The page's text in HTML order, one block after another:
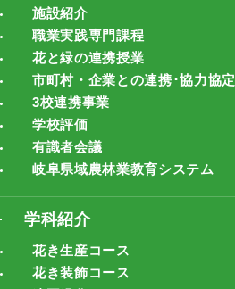
施設紹介
職業実践専門課程
花と緑の連携授業
市町村・企業との連携･協力協定
3校連携事業
学校評価
有識者会議
岐阜県域農林業教育システム
学科紹介
花き生産コース
花き装飾コース